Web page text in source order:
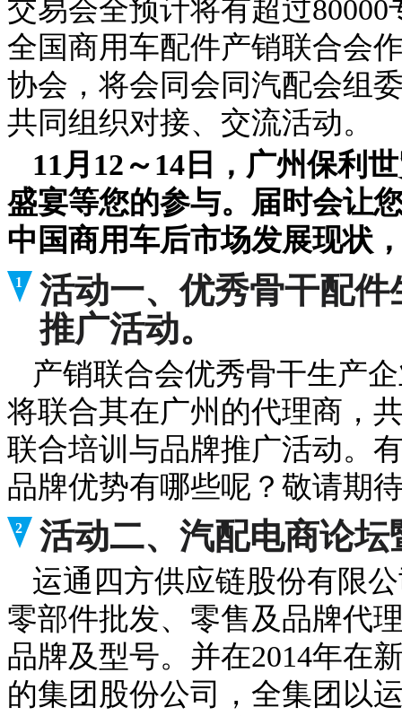
交易会全预计将有超过
全国商用车配件产销联合会
协会，将会同会同汽配会组
共同组织对接、交流活动。
11月12～14日，广州保利
盛宴等您的参与。届时会让
中国商用车后市场发展现状
1
活动一、优秀骨干配
推广活动。
产销联合会优秀骨干生产
将联合其在广州的代理商，
联合培训与品牌推广活动。
品牌优势有哪些呢？敬请期
2 活动二、汽配电商论
运通四方供应链股份有限
零部件批发、零售及品牌代
品牌及型号。并在2014年在
的集团股份公司，全集团以